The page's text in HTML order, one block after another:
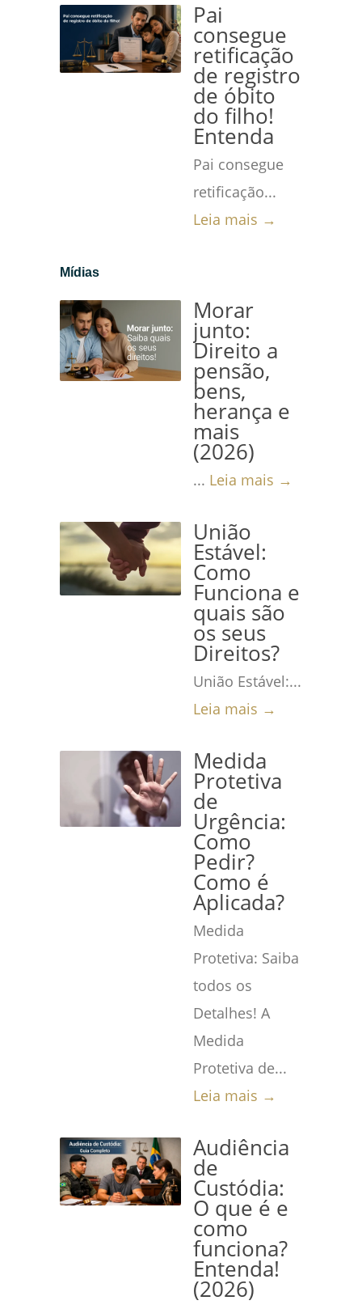
Pai
consegue
retificação
de registro
de óbito
do filho!
Entenda
Pai consegue
retificação...
Leia mais →
Mídias
Morar
junto:
Direito a
pensão,
bens,
herança e
mais
(2026)
... Leia mais →
União
Estável:
Como
Funciona e
quais são
os seus
Direitos?
União Estável:...
Leia mais →
Medida
Protetiva
de
Urgência:
Como
Pedir?
Como é
Aplicada?
Medida
Protetiva: Saiba
todos os
Detalhes! A
Medida
Protetiva de...
Leia mais →
Audiência
de
Custódia:
O que é e
como
funciona?
Entenda!
(2026)